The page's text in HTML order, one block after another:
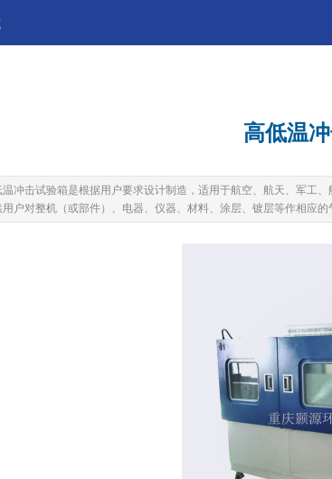
高低温
温冲击试验箱是根据用户要求设计制造，适用于航空、航天、军工
户对整机（或部件）、电器、仪器、材料、涂层、镀层等作相应的